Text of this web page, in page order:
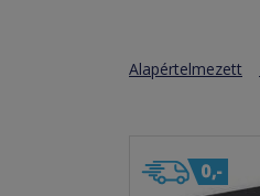
Alapértelmezett